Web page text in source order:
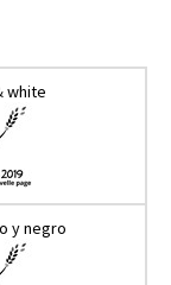
white
y negro